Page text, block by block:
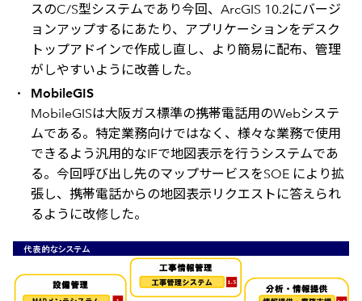
スのC/S型システムであり今回、ArcGIS 10.2にバージ
ョンアップするにあたり、アプリケーションをデスク
トップアドインで作成し直し、より簡易に配布、管理
がしやすいように改善した。
MobileGIS
MobileGISは大阪ガス標準の携帯電話用のWebシステ
ムである。特定業務向けではなく、様々な業務で使用
できるよう汎用的なIFで地図表示を行うシステムであ
る。今回呼び出し先のマップサービスをSOE により拡
張し、携帯電話からの地図表示リクエストに答えられ
るように改修した。